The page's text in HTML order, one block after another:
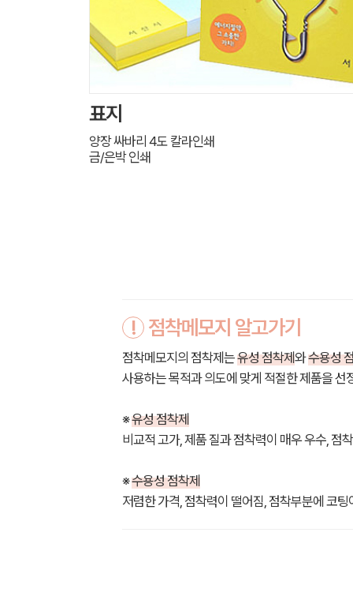
표지
양장 싸바리 4도 칼라인쇄
금/은박 인쇄
! 점착메모지 알고가기
점착메모지의 점착제는유성 점착제와수용성
사용하는 목적과 의도에 맞게 적절한 제품을 선
※유성 점착제
비교적 고가, 제품 질과 점착력이 매우 우수, 점
※수용성 점착제
저렴한 가격, 점착력이 떨어짐, 점착부분에 코